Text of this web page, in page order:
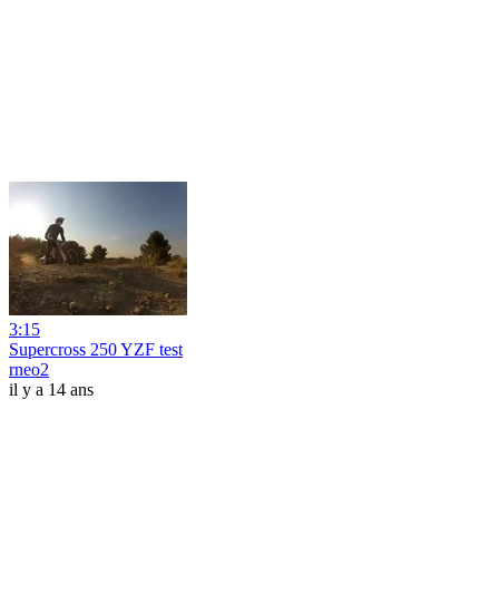
3:15
Supercross 250 YZF test
rneo2
il y a 14 ans